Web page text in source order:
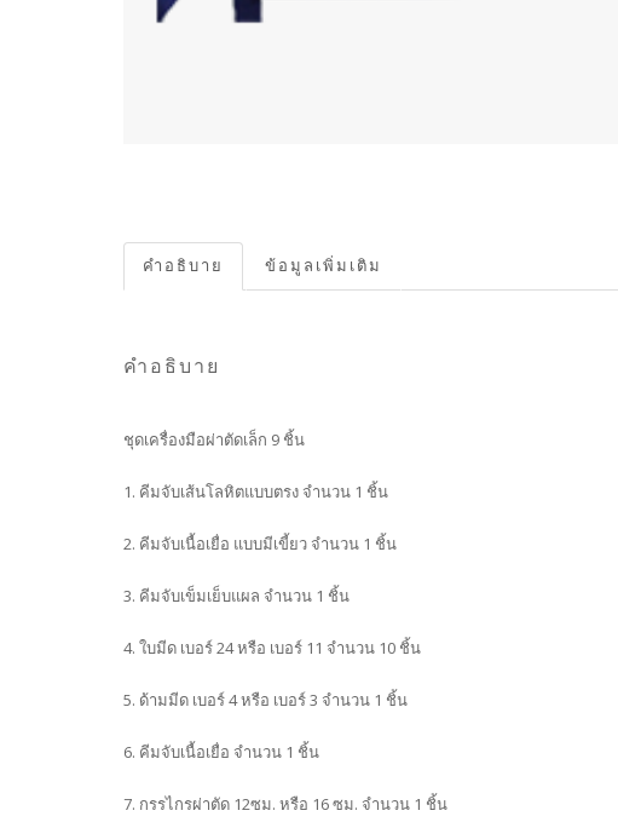
คำอธิบาย ข้อมูลเพิ่มเติม
คำอธิบาย
ชุดเครื่องมือผ่าตัดเล็ก 9 ชิ้น
1. คีมจับเส้นโลหิตแบบตรง จำนวน 1 ชิ้น
2. คีมจับเนื้อเยื่อ แบบมีเขี้ยว จำนวน 1 ชิ้น
3. คีมจับเข็มเย็บแผล จำนวน 1 ชิ้น
4. ใบมีด เบอร์ 24 หรือ เบอร์ 11 จำนวน 10 ชิ้น
5. ด้ามมีด เบอร์ 4 หรือ เบอร์ 3 จำนวน 1 ชิ้น
6. คีมจับเนื้อเยื่อ จำนวน 1 ชิ้น
7. กรรไกรผ่าตัด 12ซม. หรือ 16 ซม. จำนวน 1 ชิ้น